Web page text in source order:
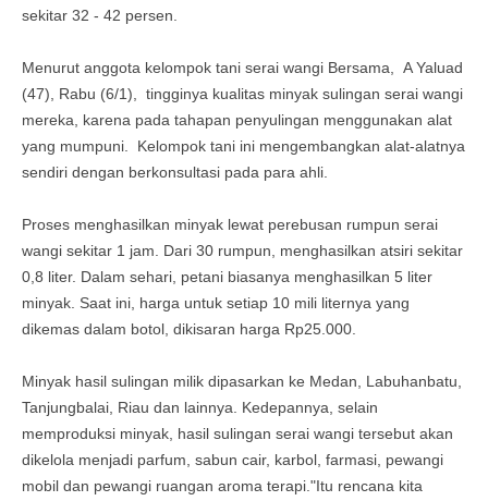
sekitar 32 - 42 persen.
Menurut anggota kelompok tani serai wangi Bersama, A Yaluad
(47), Rabu (6/1), tingginya kualitas minyak sulingan serai wangi
mereka, karena pada tahapan penyulingan menggunakan alat
yang mumpuni. Kelompok tani ini mengembangkan alat-alatnya
sendiri dengan berkonsultasi pada para ahli.
Proses menghasilkan minyak lewat perebusan rumpun serai
wangi sekitar 1 jam. Dari 30 rumpun, menghasilkan atsiri sekitar
0,8 liter. Dalam sehari, petani biasanya menghasilkan 5 liter
minyak. Saat ini, harga untuk setiap 10 mili liternya yang
dikemas dalam botol, dikisaran harga Rp25.000.
Minyak hasil sulingan milik dipasarkan ke Medan, Labuhanbatu,
Tanjungbalai, Riau dan lainnya. Kedepannya, selain
memproduksi minyak, hasil sulingan serai wangi tersebut akan
dikelola menjadi parfum, sabun cair, karbol, farmasi, pewangi
mobil dan pewangi ruangan aroma terapi."Itu rencana kita